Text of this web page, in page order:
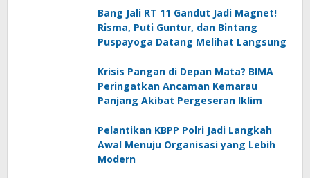
Bang Jali RT 11 Gandut Jadi Magnet!
Risma, Puti Guntur, dan Bintang
Puspayoga Datang Melihat Langsung
Krisis Pangan di Depan Mata? BIMA
Peringatkan Ancaman Kemarau
Panjang Akibat Pergeseran Iklim
Pelantikan KBPP Polri Jadi Langkah
Awal Menuju Organisasi yang Lebih
Modern